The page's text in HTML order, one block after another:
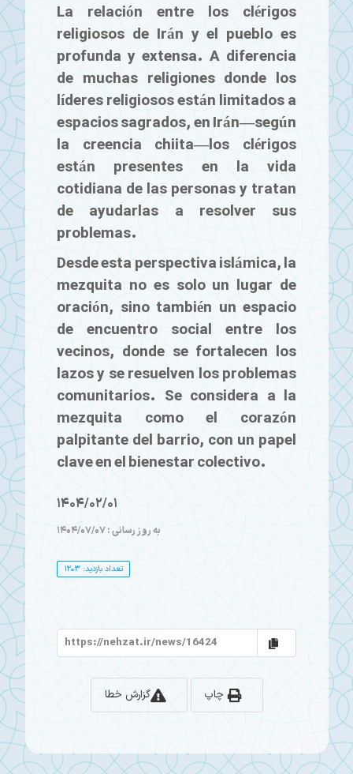
La relación entre los clérigos
religiosos de Irán y el pueblo es
profunda y extensa. A diferencia
de muchas religiones donde los
líderes religiosos están limitados a
espacios sagrados, en Irán—según
la creencia chiita—los clérigos
están presentes en la vida
cotidiana de las personas y tratan
de ayudarlas a resolver sus
problemas.
Desde esta perspectiva islámica, la
mezquita no es solo un lugar de
oración, sino también un espacio
de encuentro social entre los
vecinos, donde se fortalecen los
lazos y se resuelven los problemas
comunitarios. Se considera a la
mezquita como el corazón
palpitante del barrio, con un papel
clave en el bienestar colectivo.
1404/02/01
به روز رسانی : 1404/07/07
تعداد بازدید: 1203
گزارش خطا چاپ